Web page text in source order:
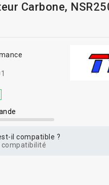
Carbone,
il compatible ?